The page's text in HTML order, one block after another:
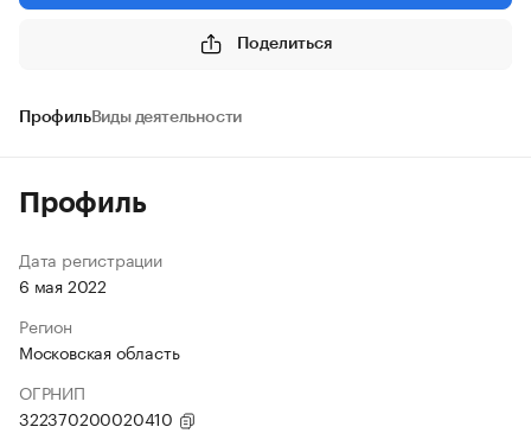
Поделиться
ПрофильВиды деятельности
Профиль
Дата регистрации
6 мая 2022
Регион
Московская область
ОГРНИП
322370200020410